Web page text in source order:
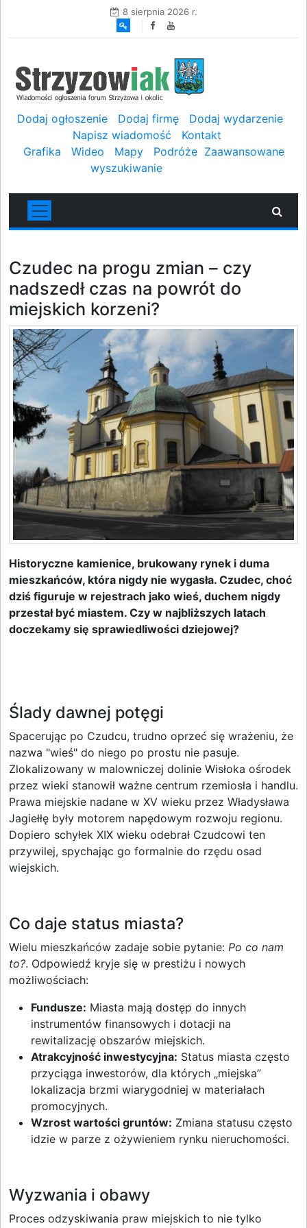
8 sierpnia 2026 r.
Dodaj ogłoszenie Dodaj firmę
Dodaj wydarzenie
Napisz wiadomość
Kontakt
Grafika
Wideo Mapy Podróże Zaawansowane
wyszukiwanie
Czudec na progu zmian – czy
nadszedł czas na powrót do
miejskich korzeni?
Historyczne kamienice, brukowany rynek i duma
mieszkańców, która nigdy nie wygasła. Czudec, choć
dziś figuruje w rejestrach jako wieś, duchem nigdy
przestał być miastem. Czy w najbliższych latach
doczekamy się sprawiedliwości dziejowej?
Ślady dawnej potęgi
Spacerując po Czudcu, trudno oprzeć się wrażeniu, że
nazwa "wieś" do niego po prostu nie pasuje.
Zlokalizowany w malowniczej dolinie Wisłoka ośrodek
przez wieki stanowił ważne centrum rzemiosła i handlu.
Prawa miejskie nadane w XV wieku przez Władysława
Jagiełłę były motorem napędowym rozwoju regionu.
Dopiero schyłek XIX wieku odebrał Czudcowi ten
przywilej, spychając go formalnie do rzędu osad
wiejskich.
Co daje status miasta?
Wielu mieszkańców zadaje sobie pytanie: Po co nam
to?. Odpowiedź kryje się w prestiżu i nowych
możliwościach:
Fundusze: Miasta mają dostęp do innych
instrumentów finansowych i dotacji na
rewitalizację obszarów miejskich.
Atrakcyjność inwestycyjna: Status miasta często
przyciąga inwestorów, dla których „miejska”
lokalizacja brzmi wiarygodniej w materiałach
promocyjnych.
Wzrost wartości gruntów: Zmiana statusu często
idzie w parze z ożywieniem rynku nieruchomości.
Wyzwania i obawy
Proces odzyskiwania praw miejskich to nie tylko